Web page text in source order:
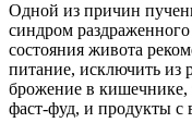
Одной из причин
синдром
состояния живота
питание, исключить
брожение в кишечнике,
фаст-фуд, и продукты с